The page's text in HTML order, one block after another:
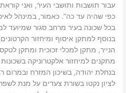
עבור תושבות ותושבי העיר, ואני
כפי שהיה עד כה”. כאמור, במינהל
בכל שכונה בעיר מרחב סגור שמיועד
בנוסף למתקן איסוף ומיחזור
הנייר, מתקן למכלי זכוכית ומתקן
מתקנים למיחזור אלקטרוניקה
בנחלת יהודה, בשיכון המזרח ובמרום
לציון נקטו בשורת צעדים על מנת